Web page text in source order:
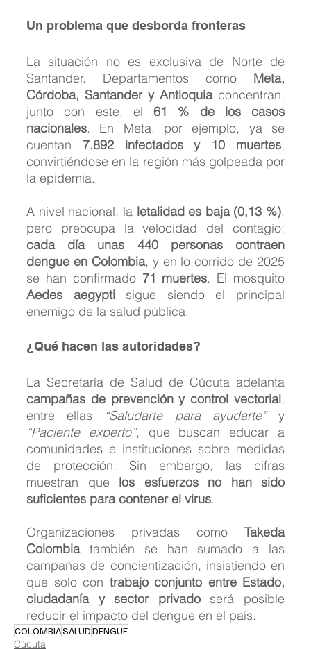
Un problema que desborda fronteras
La situación no es exclusiva de Norte de
Santander. Departamentos como Meta,
Córdoba, Santander y Antioquia concentran,
junto con este, el 61 % de los casos
nacionales. En Meta, por ejemplo, ya se
cuentan 7.892 infectados y 10 muertes,
convirtiéndose en la región más golpeada por
la epidemia.
A nivel nacional, la letalidad es baja (0,13 %),
cada día unas 440 personas contraen
dengue en Colombia, y en lo corrido de 2025
se han confirmado 71 muertes
Aedes aegypti sigue siendo el principal
enemigo de la salud pública.
¿Qué hacen las autoridades?
campañas de prevención y control vectorial,
entre ellas
“Saludarte para ayudarte”
“Paciente experto”, que buscan educar a
comunidades e instituciones sobre medidas
de protección. Sin embargo, las cifras
muestran que los esfuerzos no han sido
suficientes para contener el virus.
Organizaciones privadas como Takeda
Colombia también se han sumado a las
campañas de concientización, insistiendo en
que solo con trabajo conjunto entre Estado,
ciudadanía y sector privado será posible
reducir el impacto del dengue en el país.
COLOMBIASALUDDENGUE
Cúcuta